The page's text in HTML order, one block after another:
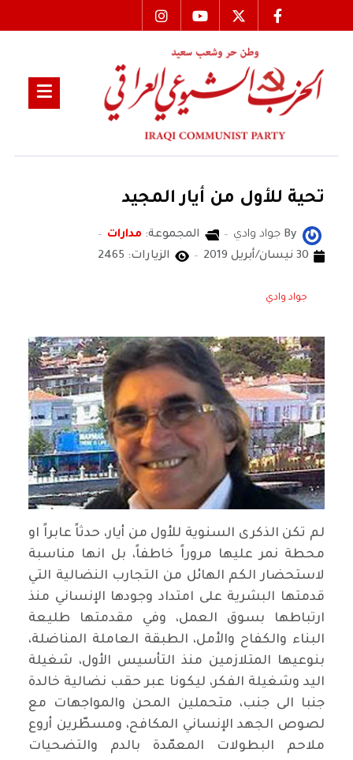
تحية للأول من أيار المجيد
By جواد وادي المجموعة: مدارات
30 نيسان/أبريل 2019
الزيارات: 2465
جواد وادي
لم تكن الذكرى السنوية للأول من أيار، حدثاً عابراً او
محطة نمر عليها مروراً خاطفاً، بل انها مناسبة
لاستحضار الكم الهائل من التجارب النضالية التي
قدمتها البشرية على امتداد وجودها الإنساني منذ
ارتباطها بسوق العمل، وفي مقدمتها طليعة
البناء والكفاح والأمل، الطبقة العاملة المناضلة،
بنوعيها المتلازمين منذ التأسيس الأول، شغيلة
اليد وشغيلة الفكر، ليكونا عبر حقب نضالية خالدة
جنبا الى جنب، متحملين المحن والمواجهات مع
لصوص الجهد الإنساني المكافح، ومسطّرين أروع
ملاحم البطولات المعمّدة بالدم والتضحيات